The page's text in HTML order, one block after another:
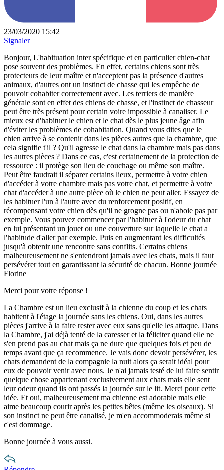
23/03/2020 15:42
Signaler
Bonjour, L'habituation inter spécifique et en particulier chien-chat
pose souvent des problèmes. En effet, certains chiens sont très
protecteurs de leur maître et n'acceptent pas la présence d'autres
animaux, d'autres ont un instinct de chasse qui les empêche de
pouvoir cohabiter correctement avec. Les terriers de manière
générale sont en effet des chiens de chasse, et l'instinct de chasseur
peut être très présent pour certain voire impossible à canaliser. Le
mieux est d'habituer le chien et le chat dès le plus jeune âge afin
d'éviter les problèmes de cohabitation. Quand vous dites que le
chien arrive à se contenir dans les pièces autres que la chambre, que
cela signifie t'il ? Qu'il agresse le chat dans la chambre mais pas dans
les autres pièces ? Dans ce cas, c'est certainement de la protection de
ressource : il protège son lieu de couchage ou même son maître.
Peut être faudrait il séparer certains lieux, permettre à votre chien
d'accéder à votre chambre mais pas votre chat, et permettre à votre
chat d'accéder à une autre pièce où le chien ne peut aller. Essayez de
les habituer l'un à l'autre avec du renforcement positif, en
récompensant votre chien dès qu'il ne grogne pas ou n'aboie pas par
exemple. Vous pouvez commencer par l'habituer à l'odeur du chat
en lui présentant un jouet ou une couverture sur laquelle le chat a
l'habitude d'aller par exemple. Puis en augmentant les difficultés
jusqu'à obtenir une rencontre sans conflits. Certains chiens
malheureusement ne s'entendront jamais avec les chats, mais il faut
persévérer tout en garantissant la sécurité de chacun. Bonne journée
Florine
Merci pour votre réponse !
La Chambre est un lieu exclusif à la chienne du coup et les chats
habitent à l'étage la journée sans les chiens. Oui, dans les autres
pièces j'arrive à la faire rester avec eux sans qu'elle les attaque. Dans
la Chambre, j'ai déjà tenté de la caresser et la féliciter quand elle ne
s'en prend pas au chat mais ça ne dure que quelques fois et peu de
temps avant que ça recommence. Je vais donc devoir persévérer, les
chats demandent de la compagnie la nuit alors ça serait idéal pour
eux de pouvoir venir avec nous. Je n'ai jamais testé de lui faire sentir
quelque chose appartenant exclusivement aux chats mais elle sent
leur odeur quand ils ont passés la journée sur le lit. Merci pour cette
idée. Et oui, malheureusement ma chienne est adorable mais elle
aime beaucoup courir après les petites bêtes (même les oiseaux). Si
son instinct ne peut être canalisé, je m'en accommoderais même si
c'est dommage.
Bonne journée à vous aussi.